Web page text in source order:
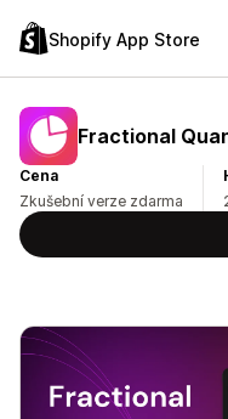
Shopify App Store
Fractional
Cena
Zkušební verze zdarma